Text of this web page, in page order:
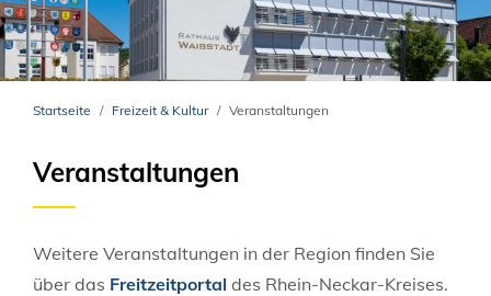
Startseite Freizeit & Kultur Veranstaltungen
Veranstaltungen
Weitere Veranstaltungen in der Region finden Sie
über das Freitzeitportal des Rhein-Neckar-Kreises.